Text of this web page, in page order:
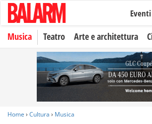
Musica Teatro Arte e architettura
Home › Cultura › Musica